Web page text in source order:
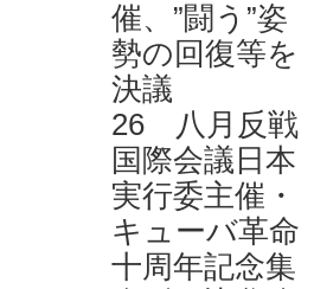
催、”闘う”姿
勢の回復等を
決議
26 八月反戦
国際会議日本
実行委主催・
キューバ革命
十周年記念集